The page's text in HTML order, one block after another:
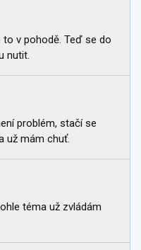
v pohodě. Teď se do
nutit.
problém, stačí se
už mám chuť.
téma už zvládám